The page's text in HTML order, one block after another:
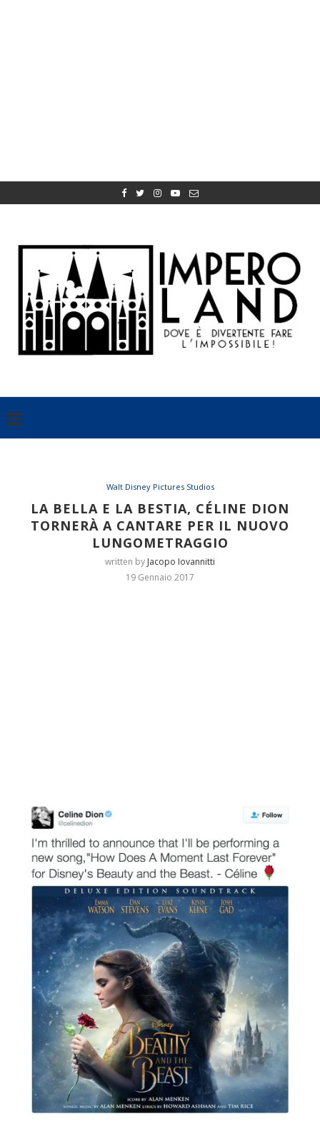
Walt Disney Pictures Studios
LA BELLA E LA BESTIA, CÉLINE DION
TORNERÀ A CANTARE PER IL NUOVO
LUNGOMETRAGGIO
written by Jacopo Iovannitti
19 Gennaio 2017